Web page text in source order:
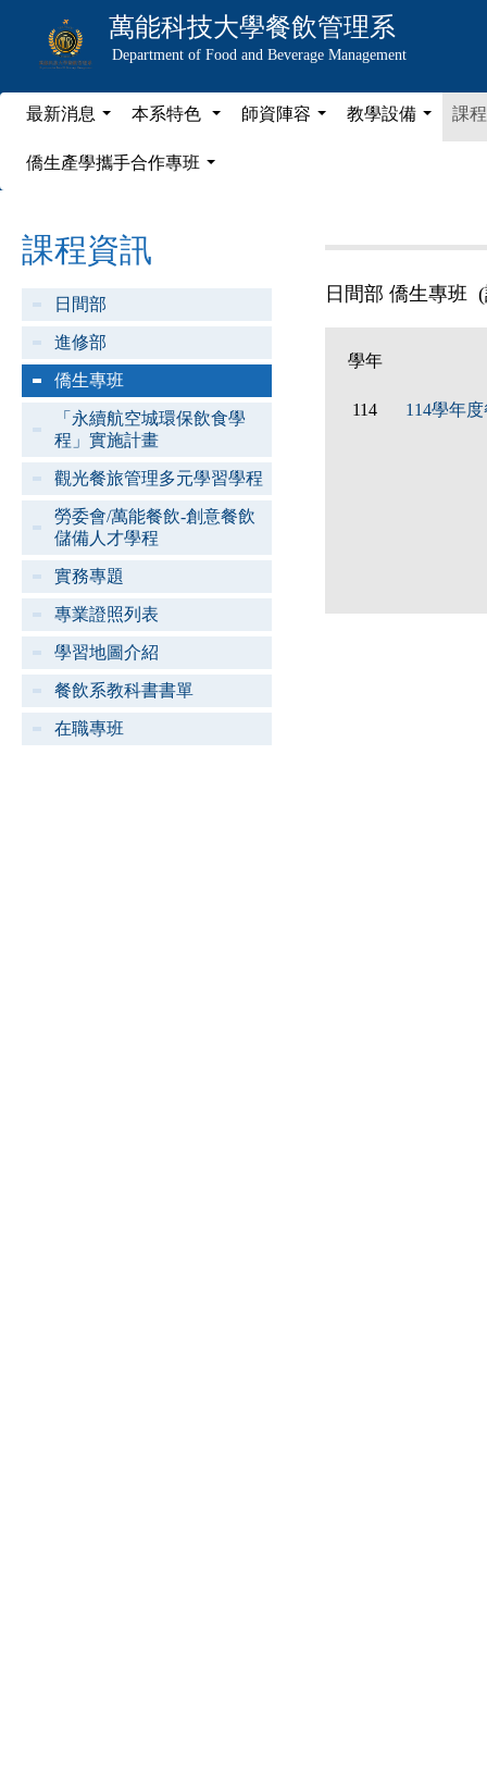
萬能科技大學餐飲管理系
Department of Food and Beverage Management
最新消息 本系特色 師資陣容 教學設備 課
僑生產學攜手合作專班
課程資訊
日間部
進修部
僑生專班
「永續航空城環保飲食學
程」實施計畫
觀光餐旅管理多元學習學程
勞委會/萬能餐飲-創意餐飲
儲備人才學程
實務專題
專業證照列表
學習地圖介紹
餐飲系教科書書單
在職專班
日間部 僑生專班
學年
114 114學年